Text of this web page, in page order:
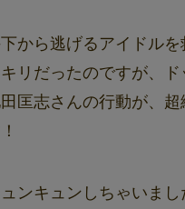
から逃げるアイドルを
リだったのですが、ド
匡志さんの行動が、超
ンキュンしちゃいまし